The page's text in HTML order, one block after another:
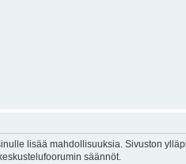
lisää mahdollisuuksia. Sivuston
säännöt.